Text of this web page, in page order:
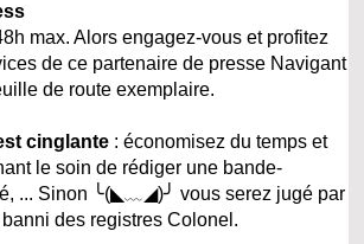
max. Alors engagez-vous et profitez
de ce partenaire de presse Navigant
de route exemplaire.
cinglante : économisez du temps et
le soin de rédiger une bande-
... Sinon ╰(◣﹏◢)╯ vous serez jugé par
des registres Colonel.